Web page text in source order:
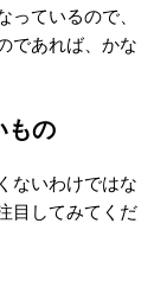
ているので、
であれば、かな
もの
ないわけではな
目してみてくだ